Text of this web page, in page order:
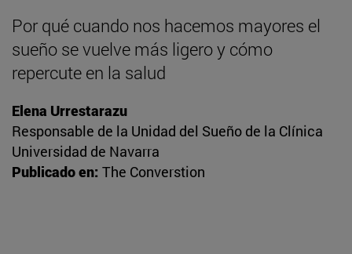
Por qué cuando nos hacemos mayores el
sueño se vuelve más ligero y cómo
repercute en la salud
Elena Urrestarazu
Responsable de la Unidad del Sueño de la Clínica
Universidad de Navarra
Publicado en: The Converstion